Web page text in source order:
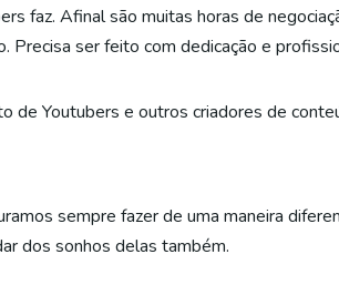
faz. Afinal são muitas horas de
Precisa ser feito com dedicação e
de Youtubers e outros criadores de
sempre fazer de uma maneira
dos sonhos delas também.